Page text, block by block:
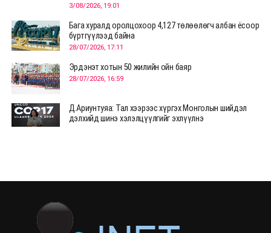
3/08/2026, 19:01
Бага хуралд оролцохоор 4,127 төлөөлөгч албан ёсоор
бүртгүүлээд байна
28/07/2026, 17:11
Эрдэнэт хотын 50 жилийн ойн баяр
28/07/2026, 16:59
Д.Ариунтуяа: Тал хээрээс хүргэх Монголын шийдэл
дэлхийд шинэ хэлэлцүүлгийг эхлүүлнэ
28/07/2026, 12:04